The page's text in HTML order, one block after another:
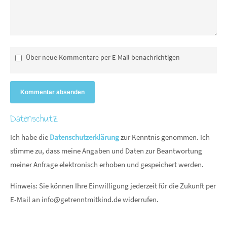
Über neue Kommentare per E-Mail benachrichtigen
Kommentar absenden
Datenschutz
Ich habe die Datenschutzerklärungzur Kenntnis genommen. Ich
stimme zu, dass meine Angaben und Daten zur Beantwortung
meiner Anfrage elektronisch erhoben und gespeichert werden.
Hinweis: Sie können Ihre Einwilligung jederzeit für die Zukunft per
E-Mail an info@getrenntmitkind.dewiderrufen.